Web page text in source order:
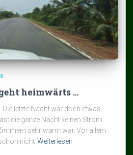
heimwärts …
letzte Nacht war doch etwas
die ganze Nacht keinen Strom
sehr warm war. Vor allem
nicht Weiterlesen